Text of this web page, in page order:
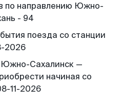
по направлению Южно-
- 94
поезда со станции
2026
Южно-Сахалинск —
начиная со
11-2026